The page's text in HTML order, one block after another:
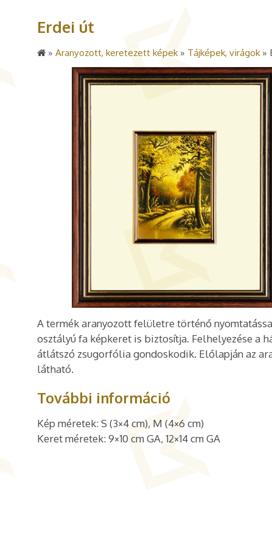
Erdei út
» Aranyozott, keretezett képek» Tájképek, virágok»
A termék aranyozott felületre történő
osztályú fa képkeret is biztosítja. Felhelyezése
átlátszó zsugorfólia gondoskodik. Előlapján az
látható.
További információ
Kép méretek: S (3×4 cm), M (4×6 cm)
Keret méretek: 9×10 cm GA, 12×14 cm GA